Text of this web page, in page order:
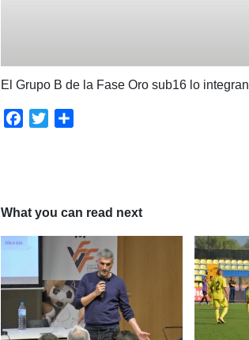
El Grupo B de la Fase Oro sub16 lo integran
Facebook
Twitter
What you can read next